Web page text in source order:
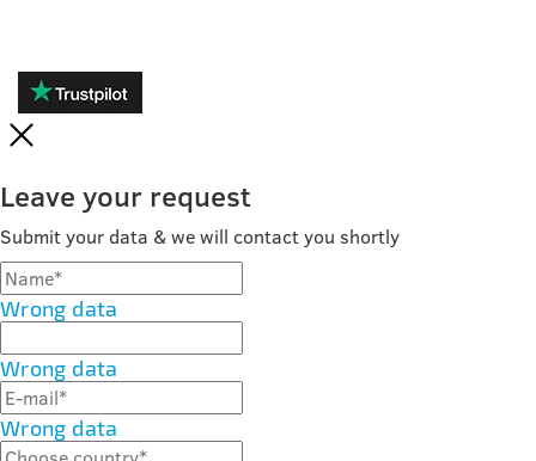
Leave your request
Submit your data & we will contact you shortly
Wrong data
Wrong data
Wrong data